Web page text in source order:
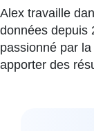
Alex travaille
données depuis
passionné par
apporter des